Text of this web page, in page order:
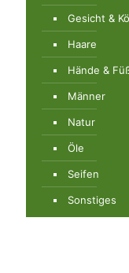
Gesicht &
Haare
Hände &
Männer
Natur
Öle
Seifen
Sonstiges